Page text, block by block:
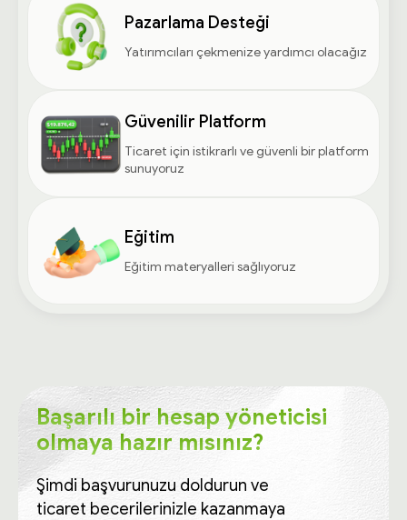
Pazarlama Desteği
Yatırımcıları çekmenize yardımcı olacağız
Güvenilir Platform
Ticaret için istikrarlı ve güvenli bir platform
sunuyoruz
Eğitim
Eğitim materyalleri sağlıyoruz
Başarılı bir hesap yöneticisi
olmaya hazır mısınız?
Şimdi başvurunuzu doldurun ve
ticaret becerilerinizle kazanmaya